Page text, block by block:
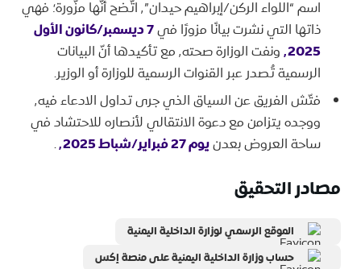
اسم “اللواء الركن/إبراهيم حيدان”٬ اتّضح أنّها مزّورة؛ فهي
ذاتها التي نشرت بيانًا مزورًا في
7 ديسمبر/كانون الأول
٬2025
ونفت الوزارة صحته٬ مع تأكيدها أنّ البيانات
الرسمية تُصدر عبر القنوات الرسمية للوزارة أو الوزير.
فتّش الفريق عن السياق الذي جرى تداول الادعاء فيه٬
ووجده يتزامن مع دعوة الانتقالي لأنصاره للاحتشاد في
ساحة العروض بعدنيوم 27 فبراير/شباط ٬2025 .
مصادر التحقيق
الموقع الرسمي لوزارة الداخلية اليمنية
حساب وزارة الداخلية اليمنية على منصة إكس